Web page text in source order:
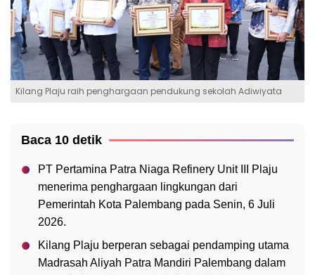
Kilang Plaju raih penghargaan pendukung sekolah Adiwiyata
Baca 10 detik
PT Pertamina Patra Niaga Refinery Unit III Plaju
menerima penghargaan lingkungan dari
Pemerintah Kota Palembang pada Senin, 6 Juli
2026.
Kilang Plaju berperan sebagai pendamping utama
Madrasah Aliyah Patra Mandiri Palembang dalam